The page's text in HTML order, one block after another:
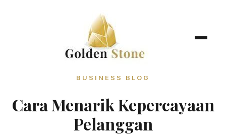
BUSINESS BLOG
Cara Menarik Kepercayaan
Pelanggan